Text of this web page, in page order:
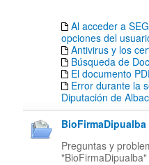
Al acceder a
opciones del
Antivirus y los
Búsqueda de
El documento
Error durante la
Diputación de
Preguntas y